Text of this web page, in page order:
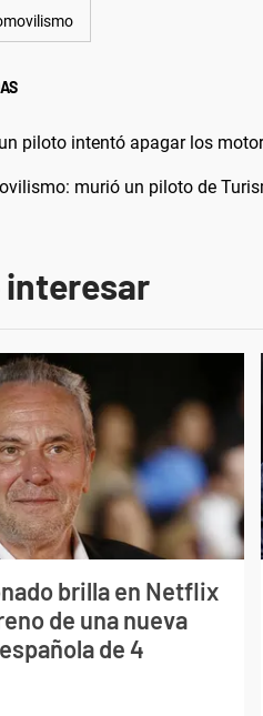
piloto intentó apagar los
murió un piloto de
interesar
brilla en Netflix
de una nueva
de 4